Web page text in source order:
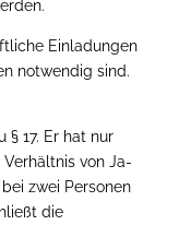
Einladungen
notwendig sind.
§ 17. Er hat nur
von Ja-
zwei Personen
die